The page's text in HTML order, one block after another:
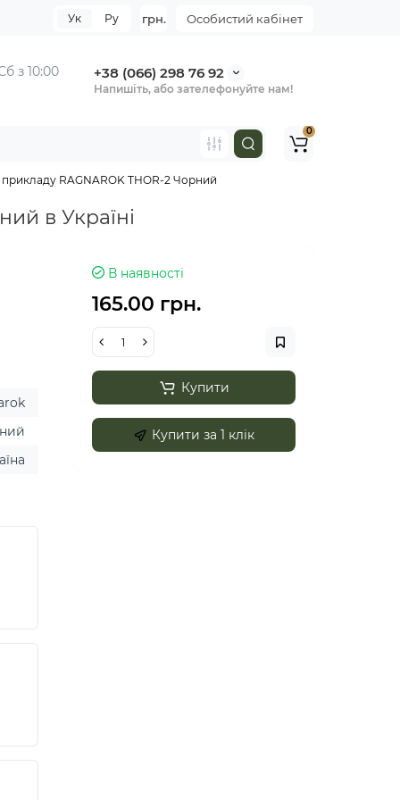
Особистий кабінет
грн.
Ук Ру
з 10:00
+38 (066) 298 76 92
Напишіть, або зателефонуйте нам!
0
RAGNAROK THOR-2 Чорний
в Україні
В наявності
165.00 грн.
Купити
Купити за 1 клiк